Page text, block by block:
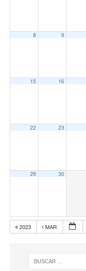
8 9
15 16
22 23
29 30
2023 MAR